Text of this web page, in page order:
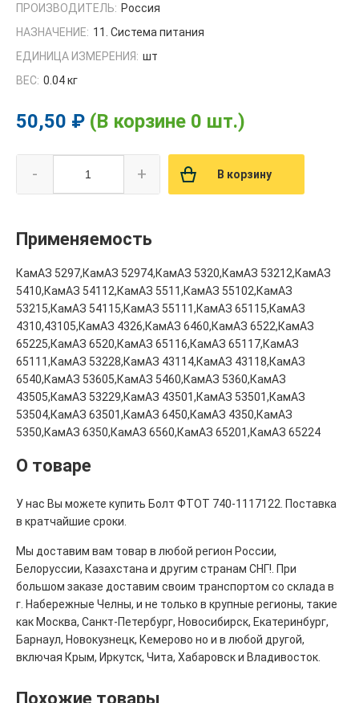
ПРОИЗВОДИТЕЛЬ: Россия
НАЗНАЧЕНИЕ: 11. Система питания
ЕДИНИЦА ИЗМЕРЕНИЯ: шт
ВЕС: 0.04 кг
50,50 ₽ (В корзине 0 шт.)
- + В корзину
Применяемость
КамАЗ 5297,КамАЗ 52974,КамАЗ 5320,КамАЗ 53212,КамАЗ
5410,КамАЗ 54112,КамАЗ 5511,КамАЗ 55102,КамАЗ
53215,КамАЗ 54115,КамАЗ 55111,КамАЗ 65115,КамАЗ
4310,43105,КамАЗ 4326,КамАЗ 6460,КамАЗ 6522,КамАЗ
65225,КамАЗ 6520,КамАЗ 65116,КамАЗ 65117,КамАЗ
65111,КамАЗ 53228,КамАЗ 43114,КамАЗ 43118,КамАЗ
6540,КамАЗ 53605,КамАЗ 5460,КамАЗ 5360,КамАЗ
43505,КамАЗ 53229,КамАЗ 43501,КамАЗ 53501,КамАЗ
53504,КамАЗ 63501,КамАЗ 6450,КамАЗ 4350,КамАЗ
5350,КамАЗ 6350,КамАЗ 6560,КамАЗ 65201,КамАЗ 65224
О товаре
У нас Вы можете купить Болт ФТОТ 740-1117122. Поставка
в кратчайшие сроки.
Мы доставим вам товар в любой регион России,
Белоруссии, Казахстана и другим странам СНГ!. При
большом заказе доставим своим транспортом со склада в
г. Набережные Челны, и не только в крупные регионы, такие
как Москва, Санкт-Петербург, Новосибирск, Екатеринбург,
Барнаул, Новокузнецк, Кемерово но и в любой другой,
включая Крым, Иркутск, Чита, Хабаровск и Владивосток.
Похожие товары